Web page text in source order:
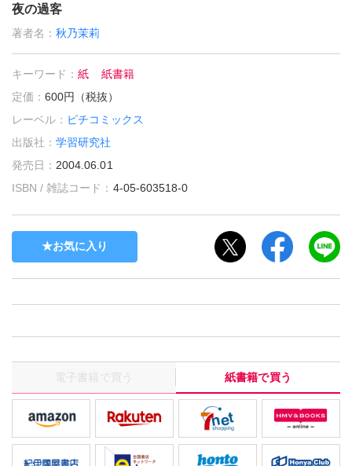
夜の過客
著者名：秋乃茉莉
キーワード：紙
紙書籍
定価：600円（税抜）
レーベル： ピチコミックス
出版社：学習研究社
発売日： 2004.06.01
ISBN / 雑誌コード： 4-05-603518-0
お気に入り
電子書籍で買う 紙書籍で買う